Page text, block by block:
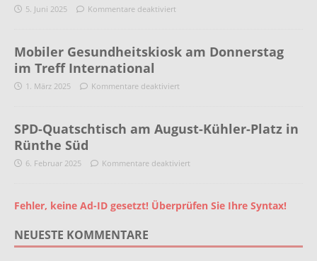
5. Juni 2025 Kommentare deaktiviert
Mobiler Gesundheitskiosk am Donnerstag
im Treff International
1. März 2025 Kommentare deaktiviert
SPD-Quatschtisch am August-Kühler-Platz in
Rünthe Süd
6. Februar 2025 Kommentare deaktiviert
Fehler, keine Ad-ID gesetzt! Überprüfen Sie Ihre Syntax!
NEUESTE KOMMENTARE